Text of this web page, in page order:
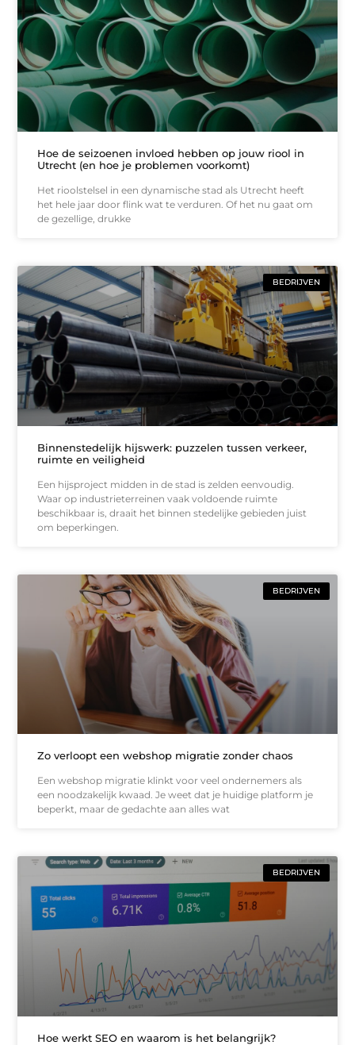
Hoe de seizoenen invloed hebben op jouw riool in
Utrecht (en hoe je problemen voorkomt)
Het rioolstelsel in een dynamische stad als Utrecht heeft
het hele jaar door flink wat te verduren. Of het nu gaat om
de gezellige, drukke
BEDRIJVEN
Binnenstedelijk hijswerk: puzzelen tussen verkeer,
ruimte en veiligheid
Een hijsproject midden in de stad is zelden eenvoudig.
Waar op industrieterreinen vaak voldoende ruimte
beschikbaar is, draait het binnen stedelijke gebieden juist
om beperkingen.
BEDRIJVEN
Zo verloopt een webshop migratie zonder chaos
Een webshop migratie klinkt voor veel ondernemers als
een noodzakelijk kwaad. Je weet dat je huidige platform je
beperkt, maar de gedachte aan alles wat
BEDRIJVEN
Hoe werkt SEO en waarom is het belangrijk?